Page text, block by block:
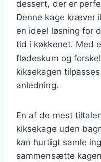
dessert, der er
Denne kage kræver
en ideel løsning for
tid i køkkenet. Med
flødeskum og
kiksekagen
anledning.
En af de mest
kiksekage uden
kan hurtigt samle
sammensætte